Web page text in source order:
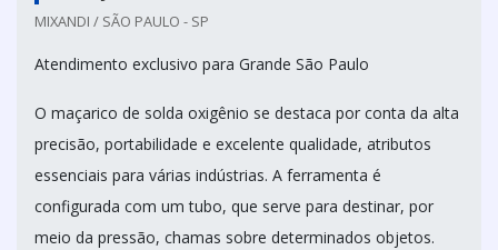
MIXANDI / SÃO PAULO - SP
Atendimento exclusivo para Grande São Paulo
O maçarico de solda oxigênio se destaca por conta da alta
precisão, portabilidade e excelente qualidade, atributos
essenciais para várias indústrias. A ferramenta é
configurada com um tubo, que serve para destinar, por
meio da pressão, chamas sobre determinados objetos.